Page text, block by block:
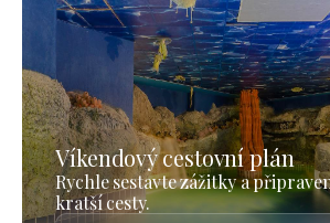
Víkendový cestovní plán
Rychle sestavte zážitky a
kratší cesty.